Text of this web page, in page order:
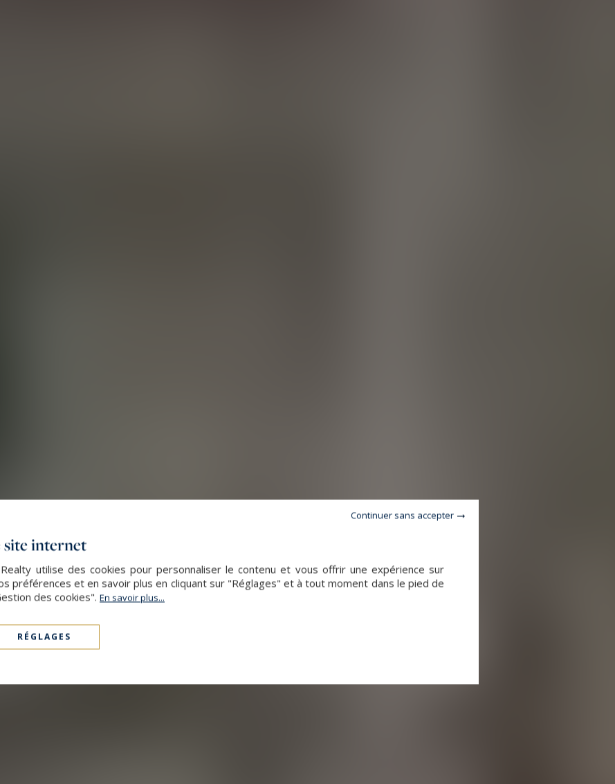
site internet
utilise des cookies pour personnaliser le contenu et vous offrir une expérience sur
préférences et en savoir plus en cliquant sur "Réglages" et à tout moment dans le pied de
des cookies". En savoir plus...
RÉGLAGES
Continuer sans accepter